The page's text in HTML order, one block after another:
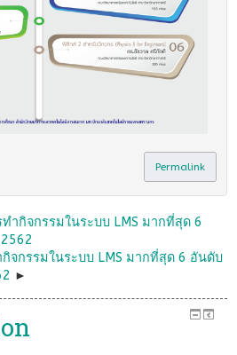
Permalink
ำกิจกรรมในระบบ LMS มากที่สุด 6
จกรรมในระบบ LMS มากที่สุด 6 อันดับ